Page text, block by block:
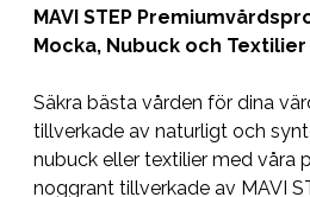
MAVI STEP
Mocka, Nubuck och Textilier
Säkra bästa vården för dina
tillverkade av naturligt och
nubuck eller textilier med våra
noggrant tillverkade av MAVI